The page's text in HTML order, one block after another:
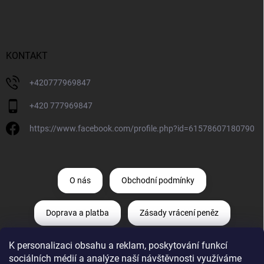
K personalizaci obsahu a reklam, poskytování funkcí
sociálních médií a analýze naší návštěvnosti využíváme
KONTAKT
+420777969847
+420 777969847
https://www.facebook.com/profile.php?id=61578607180790
O nás Obchodní podmínky
Doprava a platba Zásady vrácení peněz
Zásady ochrany osobních údajů